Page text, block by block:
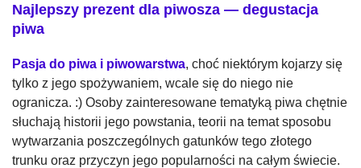
Najlepszy prezent dla piwosza — degustacja
piwa
Pasja do piwa i piwowarstwa, choć niektórym kojarzy się
tylko z jego spożywaniem, wcale się do niego nie
ogranicza. :) Osoby zainteresowane tematyką piwa chętnie
słuchają historii jego powstania, teorii na temat sposobu
wytwarzania poszczególnych gatunków tego złotego
trunku oraz przyczyn jego popularności na całym świecie.